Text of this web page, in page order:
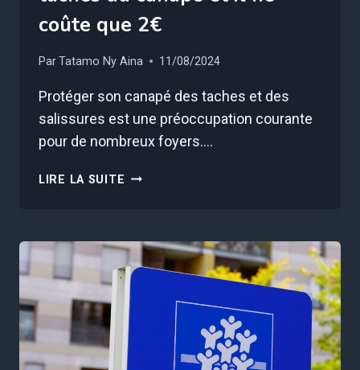
coûte que 2€
ParTatamo Ny Aina 11/08/2024
Protéger son canapé des taches et des
salissures est une préoccupation courante
pour de nombreux foyers….
LIRE LA SUITE CE
ACTION
EST
PARFAIT
POUR
ENLEVER
LES
TACHES